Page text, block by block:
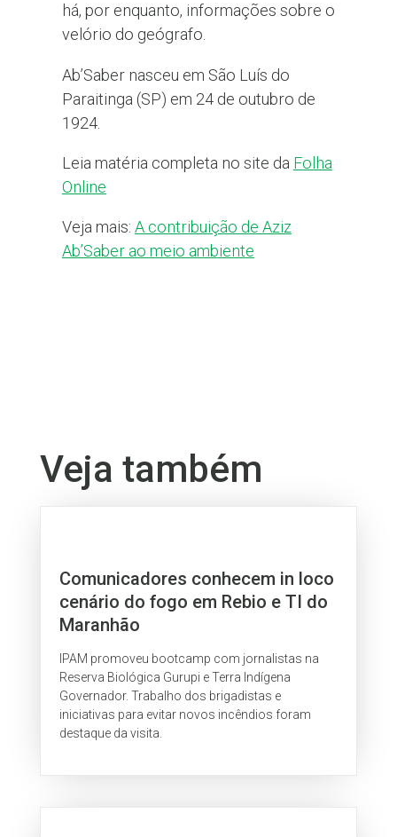
há, por enquanto, informações sobre o
velório do geógrafo.
Ab’Saber nasceu em São Luís do
Paraitinga (SP) em 24 de outubro de
1924.
Leia matéria completa no site da Folha
Online
Veja mais: A contribuição de Aziz
Ab’Saber ao meio ambiente
Veja também
Comunicadores conhecem in loco
cenário do fogo em Rebio e TI do
Maranhão
IPAM promoveu bootcamp com jornalistas na
Reserva Biológica Gurupi e Terra Indígena
Governador. Trabalho dos brigadistas e
iniciativas para evitar novos incêndios foram
destaque da visita.